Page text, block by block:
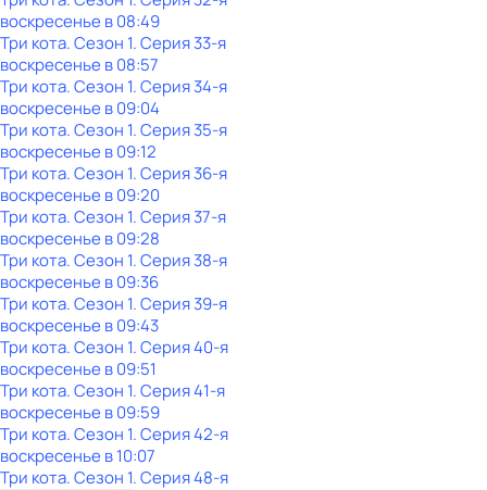
воскресенье в08:49
Три кота. Сезон 1. Серия 33-я
воскресенье в08:57
Три кота. Сезон 1. Серия 34-я
воскресенье в09:04
Три кота. Сезон 1. Серия 35-я
воскресенье в09:12
Три кота. Сезон 1. Серия 36-я
воскресенье в09:20
Три кота. Сезон 1. Серия 37-я
воскресенье в09:28
Три кота. Сезон 1. Серия 38-я
воскресенье в09:36
Три кота. Сезон 1. Серия 39-я
воскресенье в09:43
Три кота. Сезон 1. Серия 40-я
воскресенье в09:51
Три кота. Сезон 1. Серия 41-я
воскресенье в09:59
Три кота. Сезон 1. Серия 42-я
воскресенье в10:07
Три кота. Сезон 1. Серия 48-я